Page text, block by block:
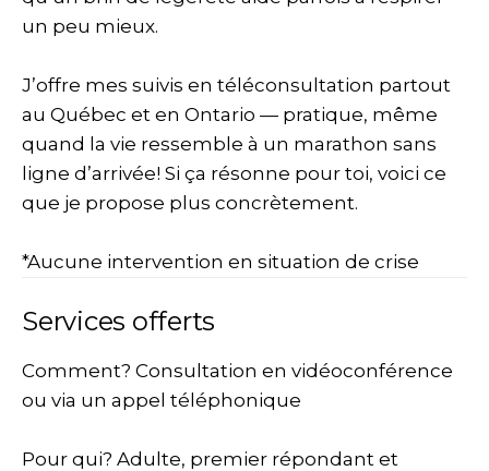
un peu mieux.
J’offre mes suivis en téléconsultation partout
au Québec et en Ontario — pratique, même
quand la vie ressemble à un marathon sans
ligne d’arrivée! Si ça résonne pour toi, voici ce
que je propose plus concrètement.
*Aucune intervention en situation de crise
Services offerts
Comment? Consultation en vidéoconférence
ou via un appel téléphonique
Pour qui? Adulte, premier répondant et